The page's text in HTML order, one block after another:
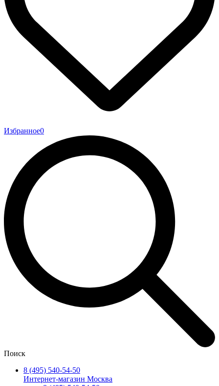
Избранное0
Поиск
8 (495) 540-54-50
Интернет-магазин Москва